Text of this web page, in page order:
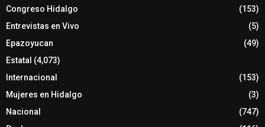
Congreso Hidalgo
(153)
Entrevistas en Vivo
(5)
Epazoyucan
(49)
Estatal (4,073)
Internacional
(153)
Mujeres en Hidalgo
(3)
Nacional
(747)